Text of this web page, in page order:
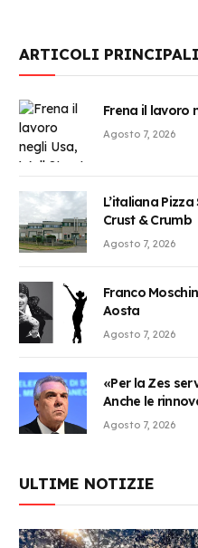
ARTICOLI PRINCIPALI
Frena il lavoro
Agosto 7, 2026
L’italiana
Crust & Crumb
Agosto 7, 2026
Franco
Aosta
Agosto 7, 2026
«Per la Zes
Anche le
Agosto 7, 2026
ULTIME NOTIZIE